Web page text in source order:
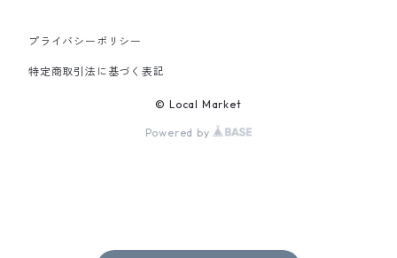
PANTS
プライバシーポリシー
特定商取引法に基づく表記
© Local Market
Powered by